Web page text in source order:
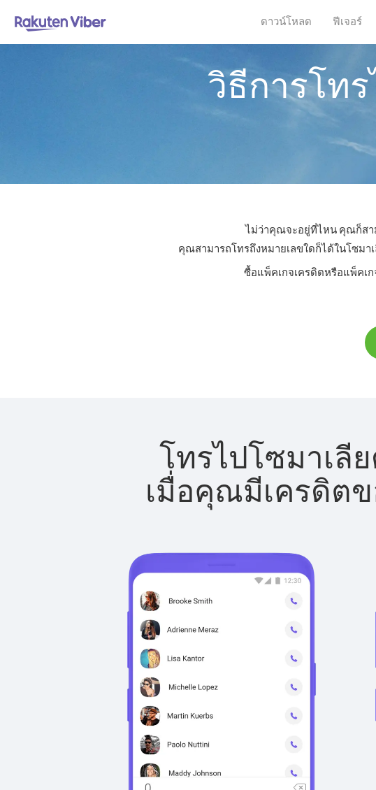
ดาวน์โหลด ฟีเจอร์
วิธีการโท
ไม่ว่าคุณจะอยู่ที่ไหน คุณก็สา
คุณสามารถโทรถึงหมายเลขใดก็ได้ในโซมา
ซื้อแพ็คเกจเครดิตหรือแพ็คเ
โทรไปโซมาเลี
เมื่อคุณมีเครดิต